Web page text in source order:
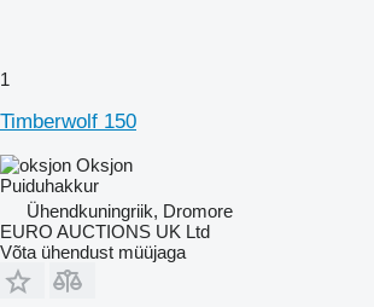
1
Timberwolf 150
Oksjon
Puiduhakkur
Ühendkuningriik, Dromore
EURO AUCTIONS UK Ltd
Võta ühendust müüjaga